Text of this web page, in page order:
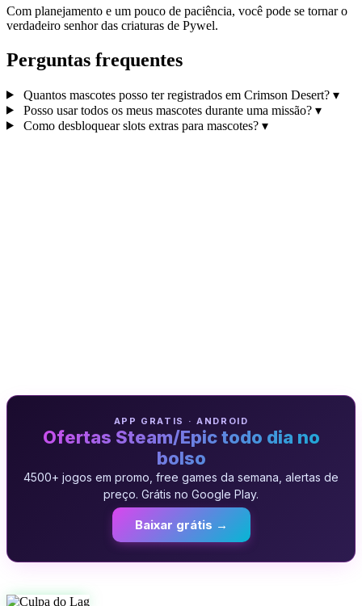
Com planejamento e um pouco de paciência, você pode se tornar o
verdadeiro senhor das criaturas de Pywel.
Perguntas frequentes
Quantos mascotes posso ter registrados em Crimson Desert? ▾
Posso usar todos os meus mascotes durante uma missão? ▾
Como desbloquear slots extras para mascotes? ▾
APP GRATIS · ANDROID
Ofertas Steam/Epic todo dia no
bolso
4500+ jogos em promo, free games da semana, alertas de
preço. Grátis no Google Play.
Baixar grátis →